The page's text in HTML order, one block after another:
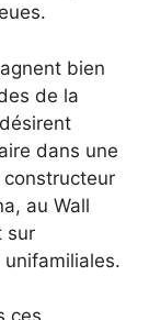
bien
de la
dans une
au Wall
sur
unifamiliales.